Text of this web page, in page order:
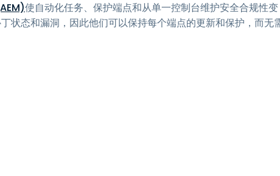
使自动化任务、保护端点和从单一控制台维护安全合规性变
状态和漏洞，因此他们可以保持每个端点的更新和保护，而无